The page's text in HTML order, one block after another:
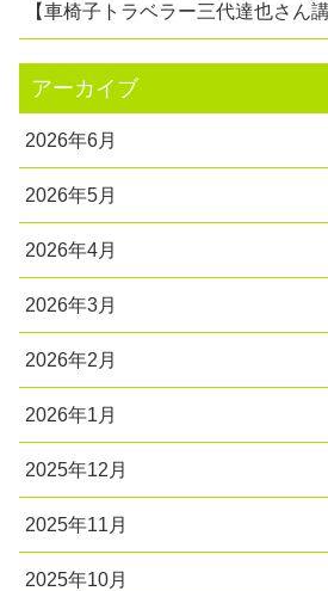
【車椅子トラベラー三代達也さん
アーカイブ
2026年6月
2026年5月
2026年4月
2026年3月
2026年2月
2026年1月
2025年12月
2025年11月
2025年10月